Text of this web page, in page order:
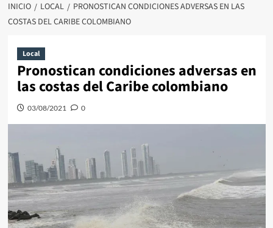
INICIO LOCAL
PRONOSTICAN CONDICIONES ADVERSAS EN LAS
COSTAS DEL CARIBE COLOMBIANO
Local
Pronostican condiciones adversas en
las costas del Caribe colombiano
03/08/2021 0